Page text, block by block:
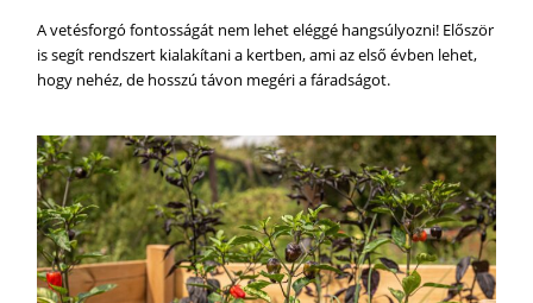
A vetésforgó fontosságát nem lehet eléggé hangsúlyozni! Először
is segít rendszert kialakítani a kertben, ami az első évben lehet,
hogy nehéz, de hosszú távon megéri a fáradságot.